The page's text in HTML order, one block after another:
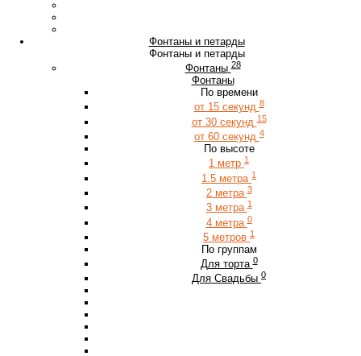
Фонтаны и петарды
Фонтаны и петарды
Фонтаны 28
Фонтаны
По времени
от 15 секунд 8
от 30 секунд 15
от 60 секунд 4
По высоте
1 метр 1
1.5 метра 1
2 метра 3
3 метра 1
4 метра 0
5 метров 1
По группам
Для торта 0
Для Свадьбы 0